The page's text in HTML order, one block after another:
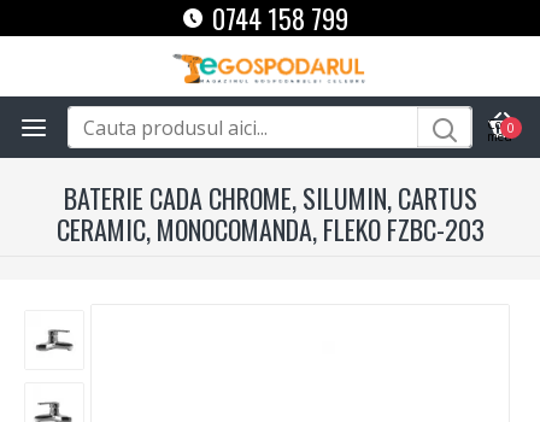
0744 158 799
0
BATERIE CADA CHROME, SILUMIN, CARTUS
CERAMIC, MONOCOMANDA, FLEKO FZBC-203